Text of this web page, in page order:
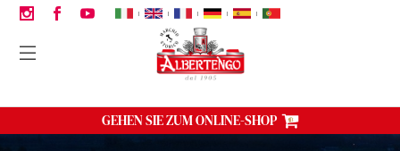
| | | | |
GEHEN SIE ZUM ONLINE-SHOP